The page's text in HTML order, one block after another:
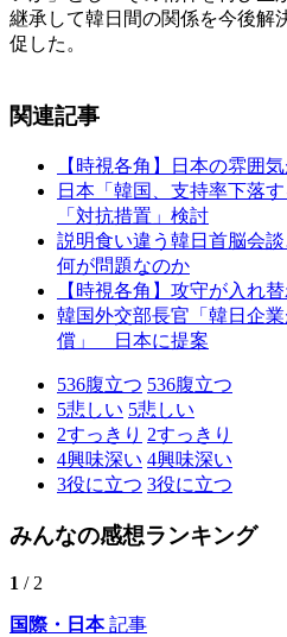
継承して韓日間の関係を今後解
促した。
関連記事
【時視各角】日本の雰囲
日本「韓国、支持率下落
「対抗措置」検討
説明食い違う韓日首脳会
何が問題なのか
【時視各角】攻守が入れ
韓国外交部長官「韓日企
償」 日本に提案
536腹立つ 536腹立つ
5悲しい 5悲しい
2すっきり 2すっきり
4興味深い 4興味深い
3役に立つ 3役に立つ
みんなの感想ランキング
1 / 2
国際・日本記事